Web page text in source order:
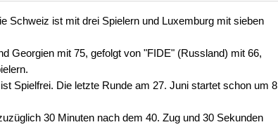
Schweiz ist mit drei Spielern und Luxemburg mit sieben
Georgien mit 75, gefolgt von "FIDE" (Russland) mit 66,
Spielfrei. Die letzte Runde am 27. Juni startet schon um 8
30 Minuten nach dem 40. Zug und 30 Sekunden